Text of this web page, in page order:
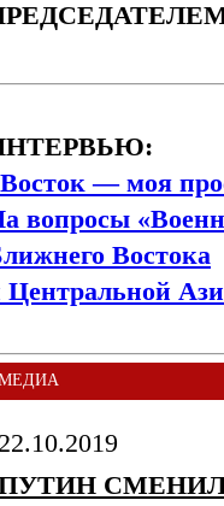
— моя
вопросы
Востока
Центральной
22.10.2019